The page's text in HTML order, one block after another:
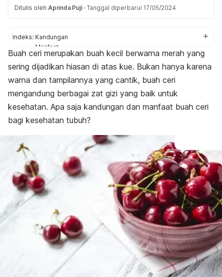
Ditulis oleh Aprinda Puji · Tanggal diperbarui 17/05/2024
Indeks: Kandungan
Manfaat
Tips mengonsumsi
Buah ceri merupakan buah kecil berwarna merah yang
sering dijadikan hiasan di atas kue. Bukan hanya karena
warna dan tampilannya yang cantik, buah ceri
mengandung berbagai zat gizi yang baik untuk
kesehatan. Apa saja kandungan dan manfaat buah ceri
bagi kesehatan tubuh?